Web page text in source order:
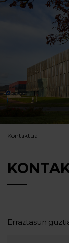
Kontaktua
Erraztasun